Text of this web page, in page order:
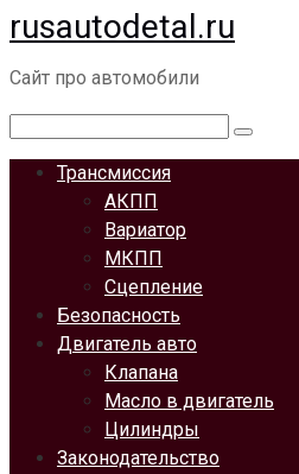
Перейти
к
контенту
rusautodetal.ru
Сайт про автомобили
Трансмиссия
АКПП
Вариатор
МКПП
Сцепление
Безопасность
Двигатель авто
Клапана
Масло в двигатель
Цилиндры
Законодательство